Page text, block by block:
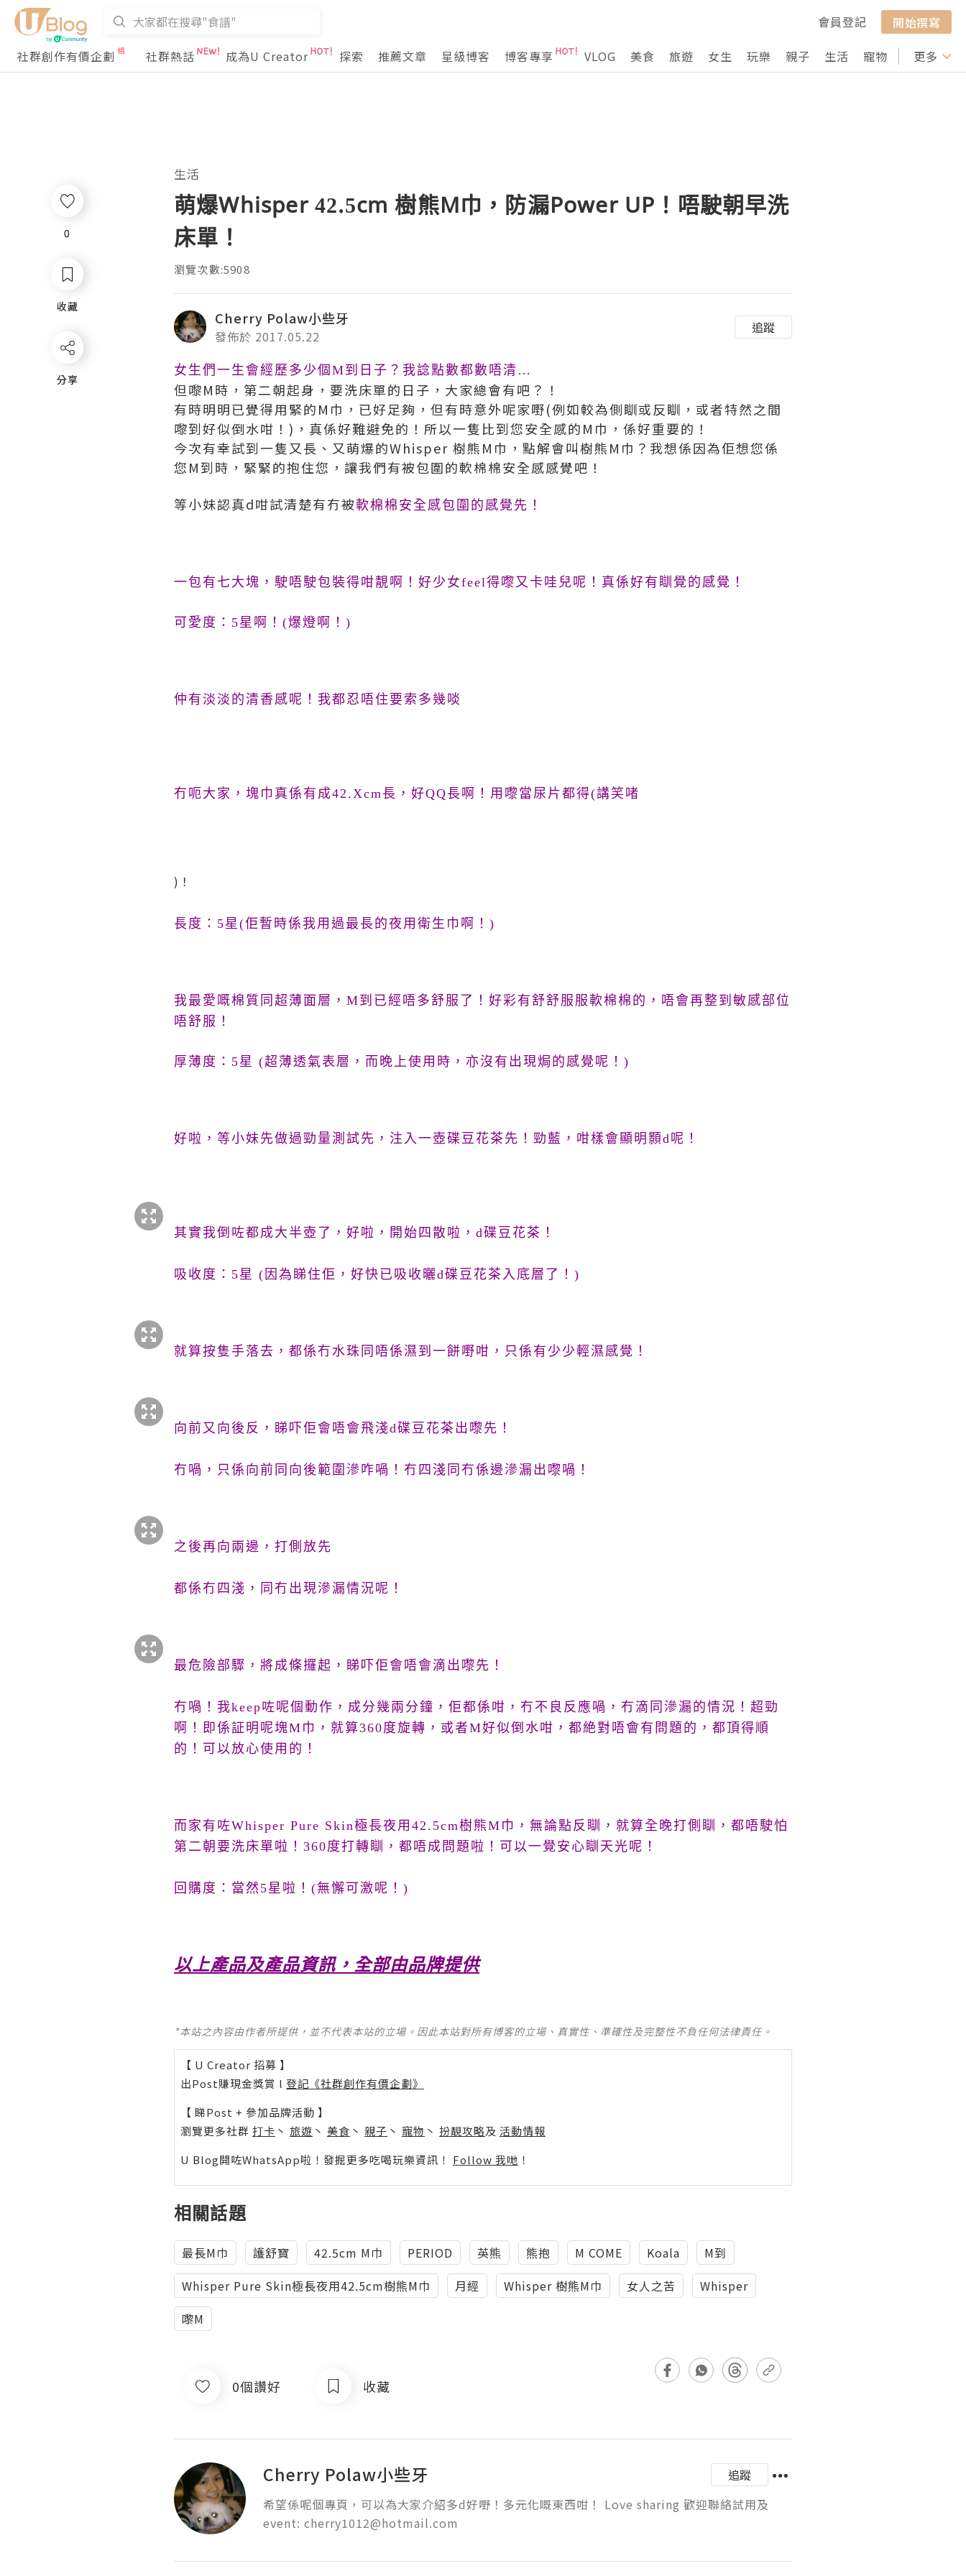
會員登記
開始撰寫
社群創作有價企劃
社群熱話 成為U Creator 探索 推薦文章 星級博客 博客專享 VLOG 美食 旅遊 女生 玩樂 親子 生活 寵物 行山 打卡
更多
0
收藏
分享
生活
萌爆Whisper 42.5cm 樹熊M巾，防漏Power UP！唔駛朝早洗
床單！
瀏覽次數:5908
Cherry Polaw小些牙
發佈於 2017.05.22
追蹤
女生們一生會經歷多少個M到日子？我諗點數都數唔清…
但嚟M時，第二朝起身，要洗床單的日子，大家總會有吧？！
有時明明已覺得用緊的M巾，已好足夠，但有時意外呢家嘢(例如較為側瞓或反瞓，或者特然之間
嚟到好似倒水咁！)，真係好難避免的！所以一隻比到您安全感的M巾，係好重要的！
今次有幸試到一隻又長、又萌爆的Whisper 樹熊M巾，點解會叫樹熊M巾？我想係因為佢想您係
您M到時，緊緊的抱住您，讓我們有被包圍的軟棉棉安全感感覺吧！
等小妹認真d咁試清楚有冇被軟棉棉安全感包圍的感覺先！
一包有七大塊，駛唔駛包裝得咁靚啊！好少女feel得嚟又卡哇兒呢！真係好有瞓覺的感覺！
可愛度：5星啊！(爆燈啊！)
仲有淡淡的清香感呢！我都忍唔住要索多幾啖
冇呃大家，塊巾真係有成42.Xcm長，好QQ長啊！用嚟當尿片都得(講笑啫
)！
長度：5星(佢暫時係我用過最長的夜用衛生巾啊！)
我最愛嘅棉質同超薄面層， M到已經唔多舒服了！好彩有舒舒服服軟棉棉的，唔會再整到敏感部位
唔舒服！
厚薄度：5星 (超薄透氣表層，而晚上使用時，亦沒有出現焗的感覺呢！)
好啦，等小妹先做過勁量測試先，注入一壺碟豆花茶先！勁藍，咁樣會顯明顥d呢！
其實我倒咗都成大半 壺 了，好啦，開始四散啦，d碟豆花茶！
吸收度：5星 (因為睇住佢，好快已吸收曬d碟豆花茶入底層了！)
就算按隻手落去，都係冇水珠同唔係濕到一餅嘢咁，只係有少少輕 濕感覺！
向前又向後反，睇吓佢會唔會飛淺d碟豆花茶出嚟先！
冇喎，只係向前同向後範圍滲咋喎！冇四淺同冇係邊滲漏出嚟喎！
之後再向兩邊，打側放先
都係冇四淺，同冇出現滲漏情況呢！
最危險部驟，將成條攞起，睇吓佢會唔會滴出嚟先！
冇喎！我keep咗呢個動作，成分幾兩分鐘，佢都係咁，冇不良反應喎，冇滴同滲漏的情況！超勁
啊！即係証明呢塊M巾，就算360度旋轉，或者M好似倒水咁，都絶對唔會有問題的，都頂得順
的！可以放心使用的！
而家有咗Whisper Pure Skin極長夜用42.5cm樹熊M巾，無論點反瞓，就算全晚打側瞓，都唔駛怕
第二朝要洗床單啦！360度打轉瞓，都唔成問題啦！可以一覺安心瞓天光呢！
回購度：當然5星啦！(無懈可激呢！)
以上產品及產品資訊，全部由品牌提供
*本站之內容由作者所提供，並不代表本站的立場。因此本站對所有博客的立場、真實性、準確性及完整性不負任何法律責任。
【 U Creator 招募 】
出Post賺現金獎賞 l 登記《社群創作有價企劃》
【 睇Post + 參加品牌活動 】
瀏覽更多社群 打卡 丶 旅遊 丶 美食 丶 親子 丶 寵物 丶 扮靚攻略及 活動情報
U Blog開咗WhatsApp啦！發掘更多吃喝玩樂資訊！ Follow 我哋 ！
相關話題
最長M巾 護舒寶 42.5cm M巾 PERIOD 英熊 熊抱 M COME Koala
M到
Whisper Pure Skin極長夜用42.5cm樹熊M巾
月經 Whisper 樹熊M巾 女人之苦
Whisper
嚟M
0個讚好 收藏
Cherry Polaw小些牙
追蹤
希望係呢個專頁，可以為大家介紹多d好嘢！多元化嘅東西咁！ Love sharing 歡迎聯絡試用及
event: cherry1012@hotmail.com
0
收藏
分享